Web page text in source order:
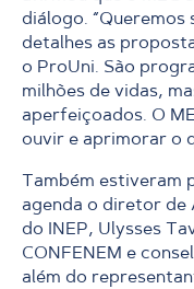
diálogo.
detalhes as
o ProUni. São
milhões de vidas,
aperfeiçoados. O
ouvir e aprimorar o
Também estiveram
agenda o diretor de
do INEP, Ulysses
CONFENEM e
além do